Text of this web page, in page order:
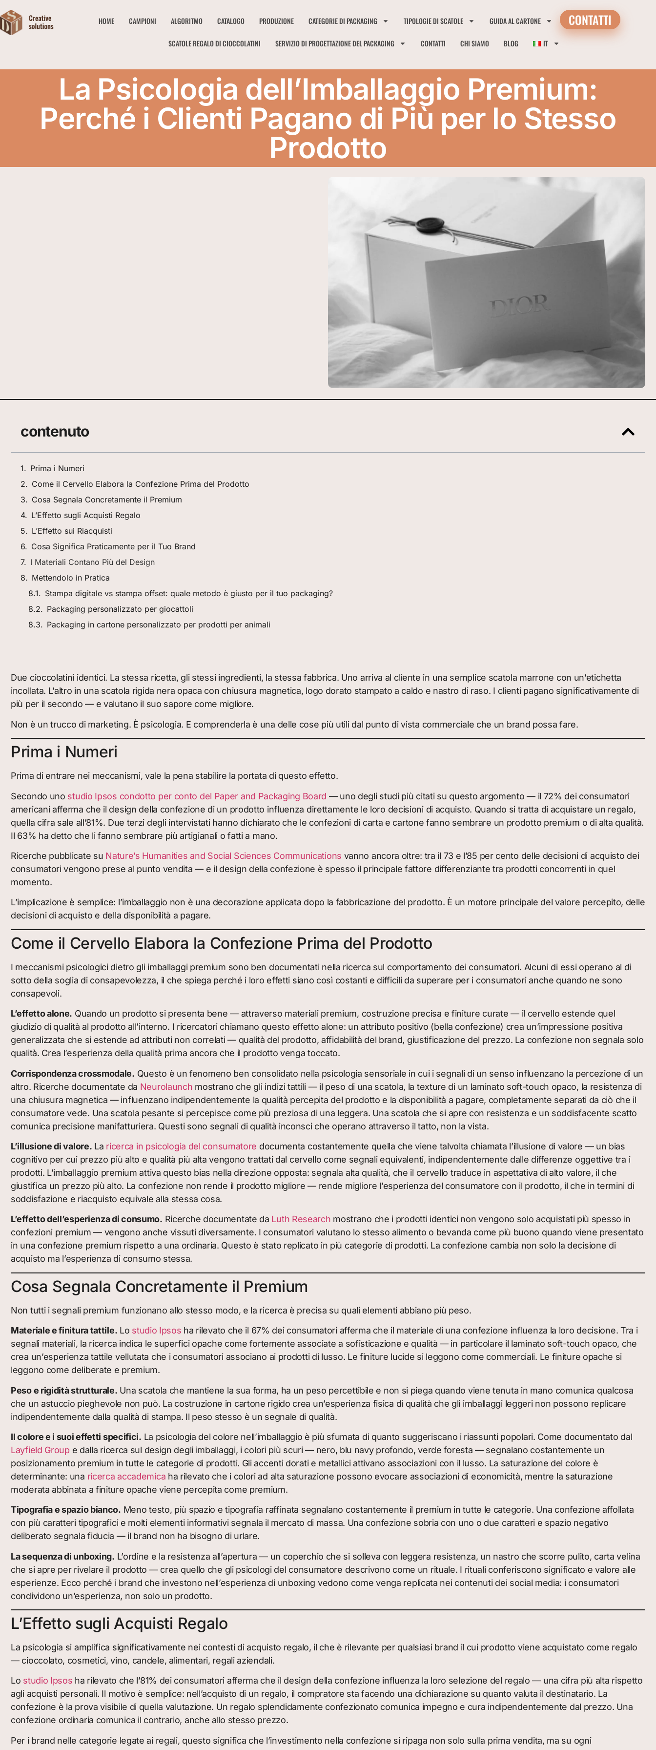
HOME CAMPIONI ALGORITMO CATALOGO PRODUZIONE CATEGORIE DI PACKAGING TIPOLOGIE DI SCATOLE GUIDA AL CARTONE
SCATOLE REGALO DI CIOCCOLATINI SERVIZIO DI PROGETTAZIONE DEL PACKAGING CONTATTI CHI SIAMO BLOG IT
CONTATTI
La Psicologia dell’Imballaggio Premium:
Perché i Clienti Pagano di Più per lo Stesso
Prodotto
contenuto
Prima i Numeri
Come il Cervello Elabora la Confezione Prima del Prodotto
Cosa Segnala Concretamente il Premium
L’Effetto sugli Acquisti Regalo
L’Effetto sui Riacquisti
Cosa Significa Praticamente per il Tuo Brand
I Materiali Contano Più del Design
Mettendolo in Pratica
Stampa digitale vs stampa offset: quale metodo è giusto per il tuo packaging?
Packaging personalizzato per giocattoli
Packaging in cartone personalizzato per prodotti per animali
Due cioccolatini identici. La stessa ricetta, gli stessi ingredienti, la stessa fabbrica. Uno arriva al cliente in una semplice scatola marrone con un’etichetta
incollata. L’altro in una scatola rigida nera opaca con chiusura magnetica, logo dorato stampato a caldo e nastro di raso. I clienti pagano significativamente di
più per il secondo — e valutano il suo sapore come migliore.
Non è un trucco di marketing. È psicologia. E comprenderla è una delle cose più utili dal punto di vista commerciale che un brand possa fare.
Prima i Numeri
Prima di entrare nei meccanismi, vale la pena stabilire la portata di questo effetto.
Secondo uno studio Ipsos condotto per conto del Paper and Packaging Board — uno degli studi più citati su questo argomento — il 72% dei consumatori
americani afferma che il design della confezione di un prodotto influenza direttamente le loro decisioni di acquisto. Quando si tratta di acquistare un regalo,
quella cifra sale all’81%. Due terzi degli intervistati hanno dichiarato che le confezioni di carta e cartone fanno sembrare un prodotto premium o di alta qualità.
Il 63% ha detto che li fanno sembrare più artigianali o fatti a mano.
Ricerche pubblicate su Nature’s Humanities and Social Sciences Communications vanno ancora oltre: tra il 73 e l’85 per cento delle decisioni di acquisto dei
consumatori vengono prese al punto vendita — e il design della confezione è spesso il principale fattore differenziante tra prodotti concorrenti in quel
momento.
L’implicazione è semplice: l’imballaggio non è una decorazione applicata dopo la fabbricazione del prodotto. È un motore principale del valore percepito, delle
decisioni di acquisto e della disponibilità a pagare.
Come il Cervello Elabora la Confezione Prima del Prodotto
I meccanismi psicologici dietro gli imballaggi premium sono ben documentati nella ricerca sul comportamento dei consumatori. Alcuni di essi operano al di
sotto della soglia di consapevolezza, il che spiega perché i loro effetti siano così costanti e difficili da superare per i consumatori anche quando ne sono
consapevoli.
L’effetto alone. Quando un prodotto si presenta bene — attraverso materiali premium, costruzione precisa e finiture curate — il cervello estende quel
giudizio di qualità al prodotto all’interno. I ricercatori chiamano questo effetto alone: un attributo positivo (bella confezione) crea un’impressione positiva
generalizzata che si estende ad attributi non correlati — qualità del prodotto, affidabilità del brand, giustificazione del prezzo. La confezione non segnala solo
qualità. Crea l’esperienza della qualità prima ancora che il prodotto venga toccato.
Corrispondenza crossmodale. Questo è un fenomeno ben consolidato nella psicologia sensoriale in cui i segnali di un senso influenzano la percezione di un
altro. Ricerche documentate da Neurolaunch mostrano che gli indizi tattili — il peso di una scatola, la texture di un laminato soft-touch opaco, la resistenza di
una chiusura magnetica — influenzano indipendentemente la qualità percepita del prodotto e la disponibilità a pagare, completamente separati da ciò che il
consumatore vede. Una scatola pesante si percepisce come più preziosa di una leggera. Una scatola che si apre con resistenza e un soddisfacente scatto
comunica precisione manifatturiera. Questi sono segnali di qualità inconsci che operano attraverso il tatto, non la vista.
L’illusione di valore. La ricerca in psicologia del consumatore documenta costantemente quella che viene talvolta chiamata l’illusione di valore — un bias
cognitivo per cui prezzo più alto e qualità più alta vengono trattati dal cervello come segnali equivalenti, indipendentemente dalle differenze oggettive tra i
prodotti. L’imballaggio premium attiva questo bias nella direzione opposta: segnala alta qualità, che il cervello traduce in aspettativa di alto valore, il che
giustifica un prezzo più alto. La confezione non rende il prodotto migliore — rende migliore l’esperienza del consumatore con il prodotto, il che in termini di
soddisfazione e riacquisto equivale alla stessa cosa.
L’effetto dell’esperienza di consumo. Ricerche documentate da Luth Research mostrano che i prodotti identici non vengono solo acquistati più spesso in
confezioni premium — vengono anche vissuti diversamente. I consumatori valutano lo stesso alimento o bevanda come più buono quando viene presentato
in una confezione premium rispetto a una ordinaria. Questo è stato replicato in più categorie di prodotti. La confezione cambia non solo la decisione di
acquisto ma l’esperienza di consumo stessa.
Cosa Segnala Concretamente il Premium
Non tutti i segnali premium funzionano allo stesso modo, e la ricerca è precisa su quali elementi abbiano più peso.
Materiale e finitura tattile. Lo studio Ipsos ha rilevato che il 67% dei consumatori afferma che il materiale di una confezione influenza la loro decisione. Tra i
segnali materiali, la ricerca indica le superfici opache come fortemente associate a sofisticazione e qualità — in particolare il laminato soft-touch opaco, che
crea un’esperienza tattile vellutata che i consumatori associano ai prodotti di lusso. Le finiture lucide si leggono come commerciali. Le finiture opache si
leggono come deliberate e premium.
Peso e rigidità strutturale. Una scatola che mantiene la sua forma, ha un peso percettibile e non si piega quando viene tenuta in mano comunica qualcosa
che un astuccio pieghevole non può. La costruzione in cartone rigido crea un’esperienza fisica di qualità che gli imballaggi leggeri non possono replicare
indipendentemente dalla qualità di stampa. Il peso stesso è un segnale di qualità.
Il colore e i suoi effetti specifici. La psicologia del colore nell’imballaggio è più sfumata di quanto suggeriscano i riassunti popolari. Come documentato dal
Layfield Group e dalla ricerca sul design degli imballaggi, i colori più scuri — nero, blu navy profondo, verde foresta — segnalano costantemente un
posizionamento premium in tutte le categorie di prodotti. Gli accenti dorati e metallici attivano associazioni con il lusso. La saturazione del colore è
determinante: una ricerca accademica ha rilevato che i colori ad alta saturazione possono evocare associazioni di economicità, mentre la saturazione
moderata abbinata a finiture opache viene percepita come premium.
Tipografia e spazio bianco. Meno testo, più spazio e tipografia raffinata segnalano costantemente il premium in tutte le categorie. Una confezione affollata
con più caratteri tipografici e molti elementi informativi segnala il mercato di massa. Una confezione sobria con uno o due caratteri e spazio negativo
deliberato segnala fiducia — il brand non ha bisogno di urlare.
La sequenza di unboxing. L’ordine e la resistenza all’apertura — un coperchio che si solleva con leggera resistenza, un nastro che scorre pulito, carta velina
che si apre per rivelare il prodotto — crea quello che gli psicologi del consumatore descrivono come un rituale. I rituali conferiscono significato e valore alle
esperienze. Ecco perché i brand che investono nell’esperienza di unboxing vedono come venga replicata nei contenuti dei social media: i consumatori
condividono un’esperienza, non solo un prodotto.
L’Effetto sugli Acquisti Regalo
La psicologia si amplifica significativamente nei contesti di acquisto regalo, il che è rilevante per qualsiasi brand il cui prodotto viene acquistato come regalo
— cioccolato, cosmetici, vino, candele, alimentari, regali aziendali.
Lo studio Ipsos ha rilevato che l’81% dei consumatori afferma che il design della confezione influenza la loro selezione del regalo — una cifra più alta rispetto
agli acquisti personali. Il motivo è semplice: nell’acquisto di un regalo, il compratore sta facendo una dichiarazione su quanto valuta il destinatario. La
confezione è la prova visibile di quella valutazione. Un regalo splendidamente confezionato comunica impegno e cura indipendentemente dal prezzo. Una
confezione ordinaria comunica il contrario, anche allo stesso prezzo.
Per i brand nelle categorie legate ai regali, questo significa che l’investimento nella confezione si ripaga non solo sulla prima vendita, ma su ogni